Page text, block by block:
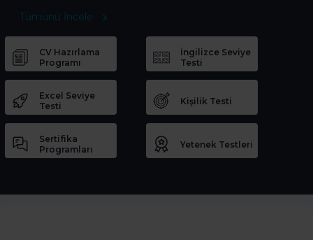
Tümünü İncele
CV Hazırlama
Programı
İngilizce Seviye
Testi
Excel Seviye
Testi
Kişilik Testi
Sertifika
Programları
Yetenek Testleri